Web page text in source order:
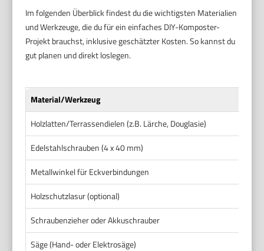
Im folgenden Überblick findest du die wichtigsten Materialien
und Werkzeuge, die du für ein einfaches DIY-Komposter-
Projekt brauchst, inklusive geschätzter Kosten. So kannst du
gut planen und direkt loslegen.
Material/Werkzeug
Holzlatten/Terrassendielen (z.B. Lärche, Douglasie)
Edelstahlschrauben (4 x 40 mm)
Metallwinkel für Eckverbindungen
Holzschutzlasur (optional)
Schraubenzieher oder Akkuschrauber
Säge (Hand- oder Elektrosäge)